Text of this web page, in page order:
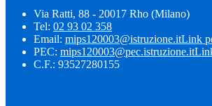
Via Ratti, 88 - 20017 Rho (Milano)
Tel: 02 93 02 358
Email: mips120003@istruzione.itLink
PEC: mips120003@pec.istruzione.it
C.F.: 93527280155